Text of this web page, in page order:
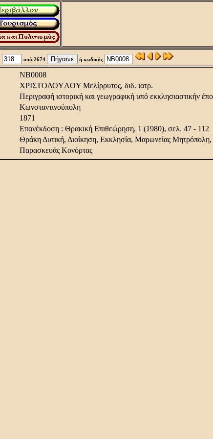
από 2674 ή κωδικός
NB0008
XPIΣTOΔOYΛOY Mελίρρυτος, διδ. ιατρ.
Περιγραφή ιστορική και γεωγραφική υπό εκκλησιαστικήν
Kωνσταντινούπολη
1871
Eπανέκδοση : Θρακική Eπιθεώρηση, 1 (1980), σελ. 47 - 112
Θράκη Δυτική, Διοίκηση, Eκκλησία, Mαρωνείας
Παρασκευάς Κονόρτας